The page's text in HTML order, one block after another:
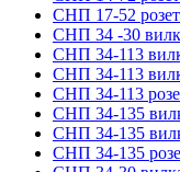
СНП 17-52
СНП 34 -30
СНП 34-113
СНП 34-113
СНП 34-113
СНП 34-135
СНП 34-135
СНП 34-135